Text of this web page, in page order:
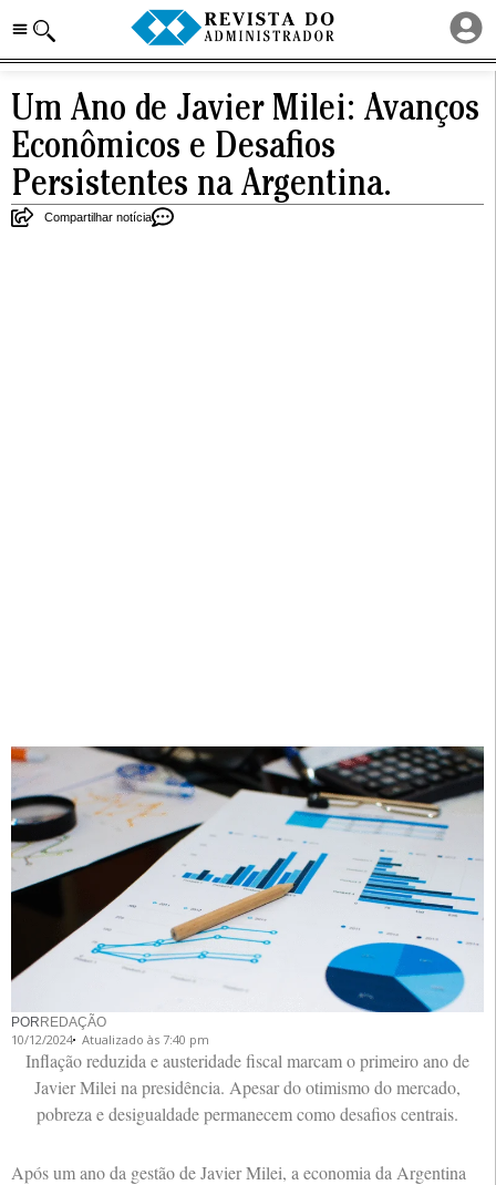
Um Ano de Javier Milei: Avanços
Econômicos e Desafios
Persistentes na Argentina.
Compartilhar notícia
POR REDAÇÃO
10/12/2024 Atualizado às 7:40 pm
Inflação reduzida e austeridade fiscal marcam o primeiro ano de
Javier Milei na presidência. Apesar do otimismo do mercado,
pobreza e desigualdade permanecem como desafios centrais.
Após um ano da gestão de Javier Milei, a economia da Argentina